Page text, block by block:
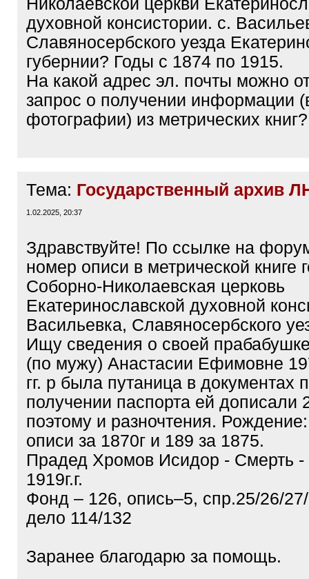
Николаевской церкви
духовной консистории. с.
Славяносербского уезда
губернии? Годы с 1874 по 1915.
На какой адрес эл. почты можно
запрос о получении информации
фотографии) из метрических книг?
Тема: Государственный архив
1.02.2025, 20:37
Здравствуйте! По ссылке на
номер описи в метрической книге
Соборно-Николаевская церковь
Екатеринославской духовной
Васильевка, Славяносербского
Ищу сведения о своей
(по мужу) Анастасии Ефимовне
гг. р была путаница в документах
получении паспорта ей дописали
поэтому и разночтения.
описи за 1870г и 189 за 1875.
Прадед Хромов Исидор - Смерть -
1919г.г.
Фонд – 126, опись–5, спр.25/26/
дело 114/132
Заранее благодарю за помощь.